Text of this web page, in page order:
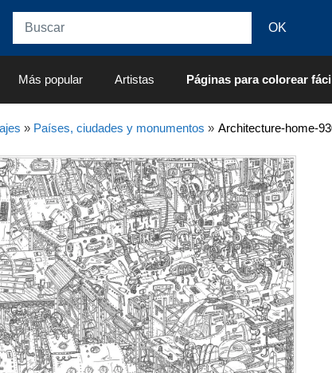
Más popular Artistas Páginas para colorear
» Países, ciudades y monumentos » Architecture-home-